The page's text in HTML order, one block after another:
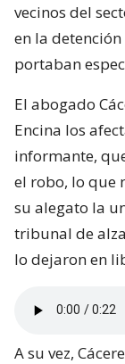
vecinos del
en la
portaban
El abogado
Encina los
informante,
el robo, lo que
su alegato la
tribunal de
lo dejaron en
A su vez,